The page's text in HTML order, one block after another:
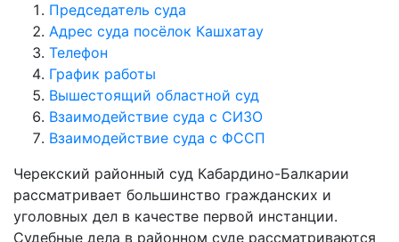
Председатель суда
Адрес суда посёлок Кашхатау
Телефон
График работы
Вышестоящий областной суд
Взаимодействие суда с СИЗО
Взаимодействие суда с ФССП
Черекский районный суд Кабардино-Балкарии
рассматривает большинство гражданских и
уголовных дел в качестве первой инстанции.
Судебные дела в районном суде рассматриваются